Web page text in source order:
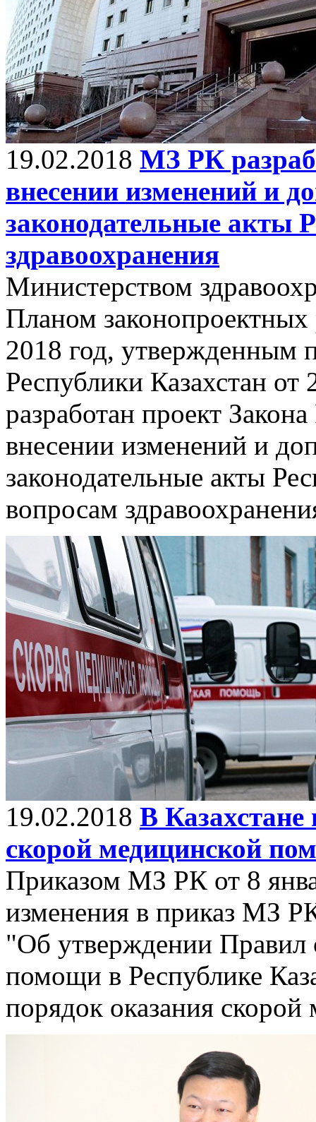
19.02.2018 МЗ РК
внесении изменений и
законодательные акты
здравоохранения
Министерством
Планом законопроектных
2018 год, утвержденным
Республики Казахстан
разработан проект
внесении изменений и
законодательные акты
вопросам
19.02.2018 В Казахстане
скорой медицинской
Приказом МЗ РК от 8
изменения в приказ МЗ
"Об утверждении Правил
помощи в Республике
порядок оказания